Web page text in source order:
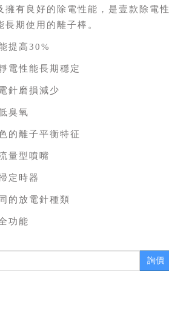
擁有良好的除電性能，是壹款除電性
長期使用的離子棒。
提高30%
電性能長期穩定
針磨損減少
臭氧
的離子平衡特征
量型噴嘴
定時器
的放電針種類
功能
詢價